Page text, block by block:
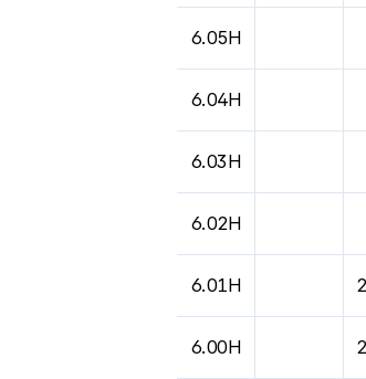
6.05H
6.04H
6.03H
6.02H
6.01H
6.00H